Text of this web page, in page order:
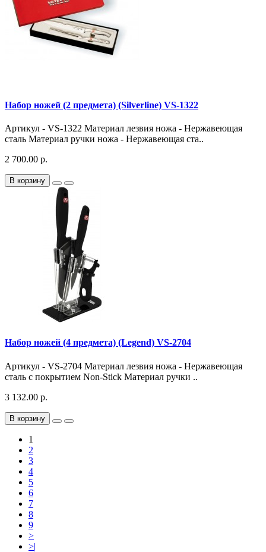
Набор ножей (2 предмета) (Silverline) VS-1322
Артикул - VS-1322 Материал лезвия ножа - Нержавеющая
сталь Материал ручки ножа - Нержавеющая ста..
2 700.00 р.
В корзину
Набор ножей (4 предмета) (Legend) VS-2704
Артикул - VS-2704 Материал лезвия ножа - Нержавеющая
сталь с покрытием Non-Stick Материал ручки ..
3 132.00 р.
В корзину
1
2
3
4
5
6
7
8
9
>
>|